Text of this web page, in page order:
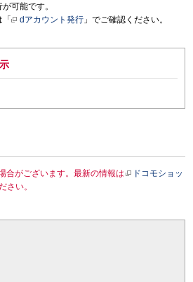
可能です。
dアカウント発行 」でご確認ください。
合がございます。最新の情報は
ドコモショッ
さい。